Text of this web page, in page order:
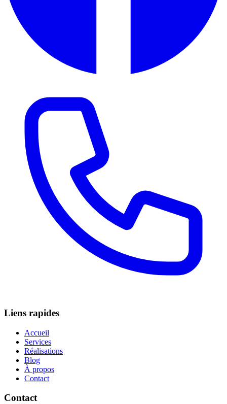
Liens rapides
Accueil
Services
Réalisations
Blog
À propos
Contact
Contact